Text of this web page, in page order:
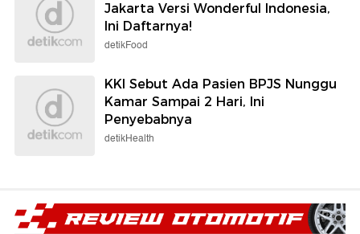
Jakarta Versi Wonderful Indonesia,
Ini Daftarnya!
detikFood
KKI Sebut Ada Pasien BPJS Nunggu
Kamar Sampai 2 Hari, Ini
Penyebabnya
detikHealth